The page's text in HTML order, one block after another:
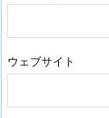
ウェブサイト